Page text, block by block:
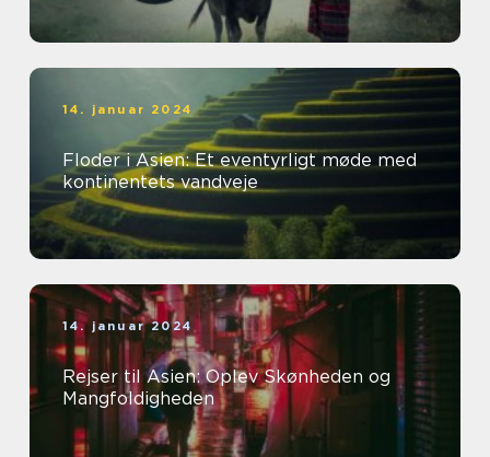
14. januar 2024
Floder i Asien: Et eventyrligt møde med
kontinentets vandveje
14. januar 2024
Rejser til Asien: Oplev Skønheden og
Mangfoldigheden